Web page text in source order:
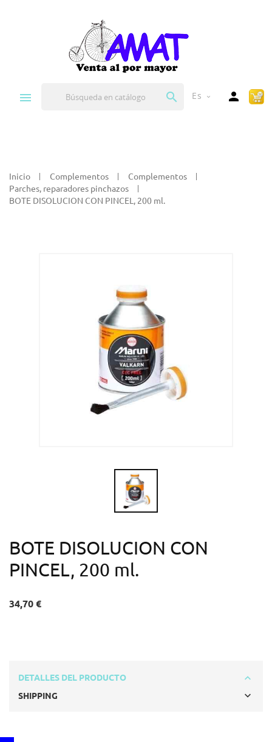
 Es expand_more 
Inicio Complementos
Complementos
Parches, reparadores pinchazos
BOTE DISOLUCION CON PINCEL, 200 ml.
BOTE DISOLUCION CON
PINCEL, 200 ml.
34,70 €
DETALLES DEL PRODUCTO
SHIPPING